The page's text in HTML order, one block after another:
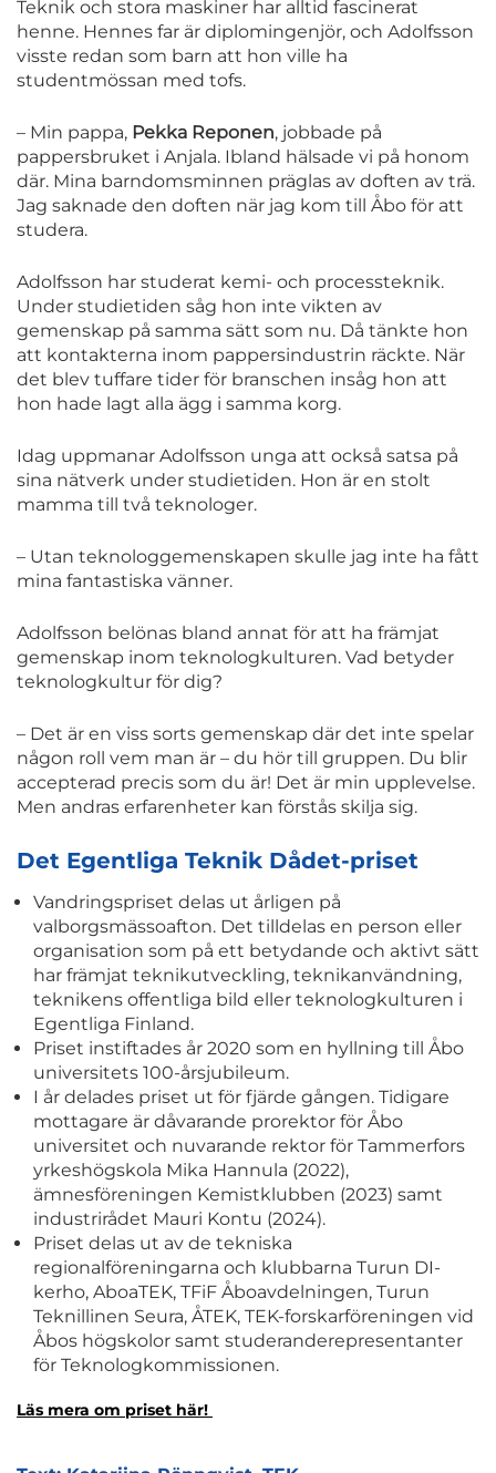
Teknik och stora maskiner har alltid fascinerat
henne. Hennes far är diplomingenjör, och Adolfsson
visste redan som barn att hon ville ha
studentmössan med tofs.
– Min pappa, Pekka Reponen, jobbade på
pappersbruket i Anjala. Ibland hälsade vi på honom
där. Mina barndomsminnen präglas av doften av trä.
Jag saknade den doften när jag kom till Åbo för att
studera.
Adolfsson har studerat kemi- och processteknik.
Under studietiden såg hon inte vikten av
gemenskap på samma sätt som nu. Då tänkte hon
att kontakterna inom pappersindustrin räckte. När
det blev tuffare tider för branschen insåg hon att
hon hade lagt alla ägg i samma korg.
Idag uppmanar Adolfsson unga att också satsa på
sina nätverk under studietiden. Hon är en stolt
mamma till två teknologer.
– Utan teknologgemenskapen skulle jag inte ha fått
mina fantastiska vänner.
Adolfsson belönas bland annat för att ha främjat
gemenskap inom teknologkulturen. Vad betyder
teknologkultur för dig?
– Det är en viss sorts gemenskap där det inte spelar
någon roll vem man är – du hör till gruppen. Du blir
accepterad precis som du är! Det är min upplevelse.
Men andras erfarenheter kan förstås skilja sig.
Det Egentliga Teknik Dådet-priset
Vandringspriset delas ut årligen på
valborgsmässoafton. Det tilldelas en person eller
organisation som på ett betydande och aktivt sätt
har främjat teknikutveckling, teknikanvändning,
teknikens offentliga bild eller teknologkulturen i
Egentliga Finland.
Priset instiftades år 2020 som en hyllning till Åbo
universitets 100-årsjubileum.
I år delades priset ut för fjärde gången. Tidigare
mottagare är dåvarande prorektor för Åbo
universitet och nuvarande rektor för Tammerfors
yrkeshögskola Mika Hannula (2022),
ämnesföreningen Kemistklubben (2023) samt
industrirådet Mauri Kontu (2024).
Priset delas ut av de tekniska
regionalföreningarna och klubbarna Turun DI-
kerho, AboaTEK, TFiF Åboavdelningen, Turun
Teknillinen Seura, ÅTEK, TEK-forskarföreningen vid
Åbos högskolor samt studeranderepresentanter
för Teknologkommissionen.
Läs mera om priset här!